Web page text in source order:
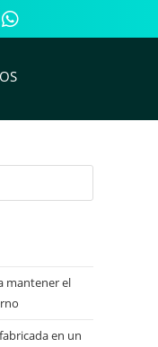
mantener el
en un